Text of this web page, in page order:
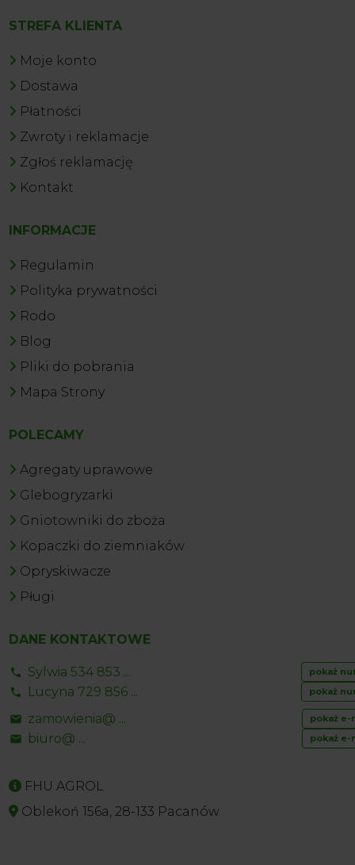
STREFA KLIENTA
Moje konto
Dostawa
Płatności
Zwroty i reklamacje
Zgłoś reklamację
Kontakt
INFORMACJE
Regulamin
Polityka prywatności
Rodo
Blog
Pliki do pobrania
Mapa Strony
POLECAMY
Agregaty uprawowe
Glebogryzarki
Gniotowniki do zboża
Kopaczki do ziemniaków
Opryskiwacze
Pługi
DANE KONTAKTOWE
Sylwia 534 853 ... pokaż
Lucyna 729 856 ... pokaż
zamowienia@ ... pokaż e-
biuro@ ... pokaż e-
FHU AGROL
Oblekoń 156a, 28-133 Pacanów